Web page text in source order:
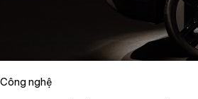
Công nghệ